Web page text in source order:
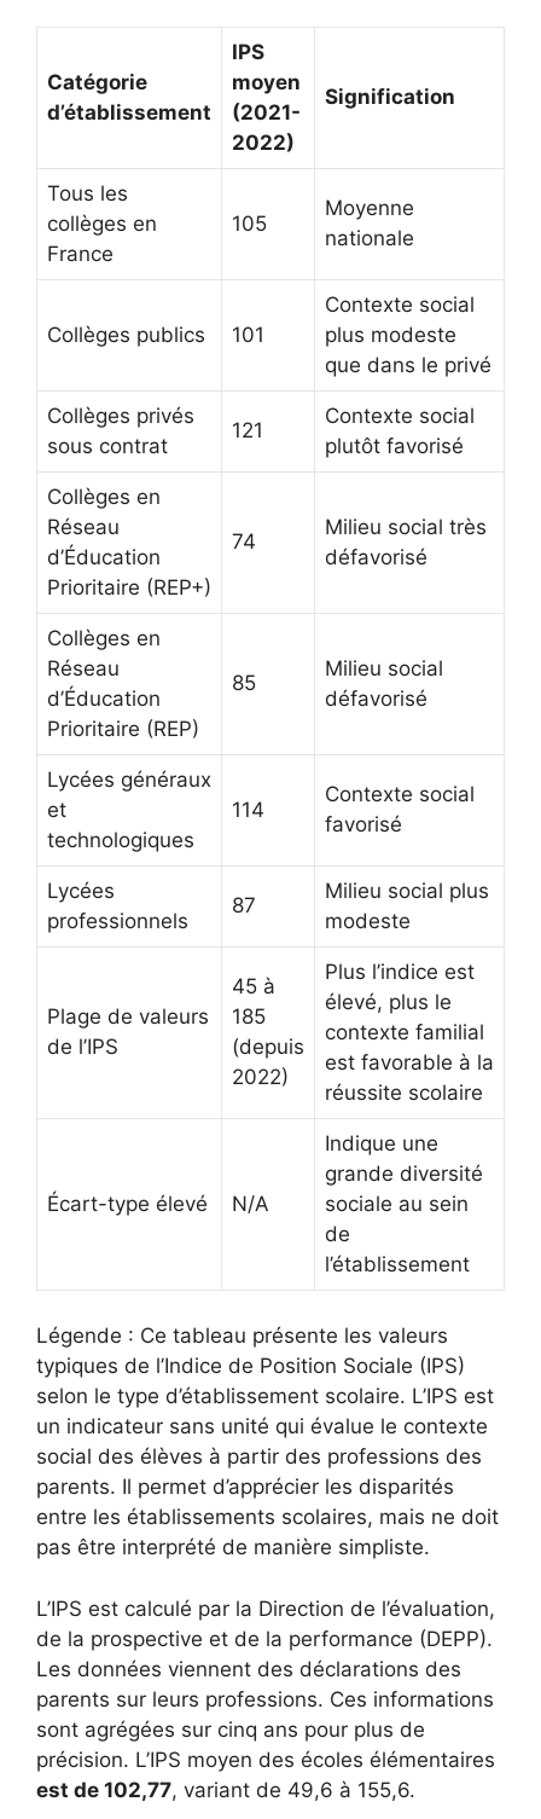
Catégorie
d’établissement
IPS
moyen
(2021-
2022)
Signification
Tous les
collèges en
France
105
Moyenne
nationale
Collèges publics 101
Contexte social
plus modeste
que dans le privé
Collèges privés
sous contrat
121
Contexte social
plutôt favorisé
Collèges en
Réseau
d’Éducation
Prioritaire (REP+)
74
Milieu social très
défavorisé
Collèges en
Réseau
d’Éducation
Prioritaire (REP)
85
Milieu social
défavorisé
Lycées généraux
et
technologiques
114
Contexte social
favorisé
Lycées
professionnels
87
Milieu social plus
modeste
Plage de valeurs
de l’IPS
45 à
185
(depuis
2022)
Plus l’indice est
élevé, plus le
contexte familial
est favorable à la
réussite scolaire
Écart-type élevé N/A
Indique une
grande diversité
sociale au sein
de
l’établissement
Légende : Ce tableau présente les valeurs
typiques de l’Indice de Position Sociale (IPS)
selon le type d’établissement scolaire. L’IPS est
un indicateur sans unité qui évalue le contexte
social des élèves à partir des professions des
parents. Il permet d’apprécier les disparités
entre les établissements scolaires, mais ne doit
pas être interprété de manière simpliste.
L’IPS est calculé par la Direction de l’évaluation,
de la prospective et de la performance (DEPP).
Les données viennent des déclarations des
parents sur leurs professions. Ces informations
sont agrégées sur cinq ans pour plus de
précision. L’IPS moyen des écoles élémentaires
est de 102,77, variant de 49,6 à 155,6.